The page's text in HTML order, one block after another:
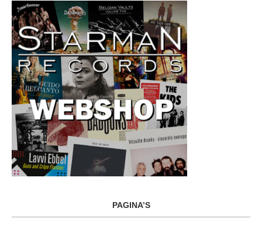
PAGINA’S